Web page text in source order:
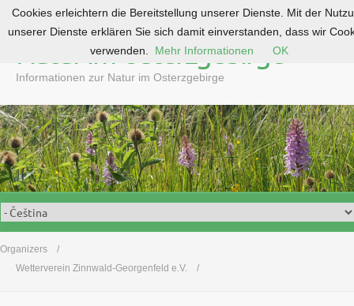
o
c
o
n
t
e
n
Natur im Osterzgebirge
Informationen zur Natur im Osterzgebirge
Organizers
Wetterverein Zinnwald-Georgenfeld e.V.
Cookies erleichtern die Bereitstellung unserer Dienste. Mit der
unserer Dienste erklären Sie sich damit einverstanden, dass wir
verwenden.
Mehr Informationen OK